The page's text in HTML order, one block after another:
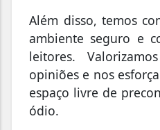
Além disso, temos
ambiente seguro e
leitores.
opiniões e nos
espaço livre de
ódio.